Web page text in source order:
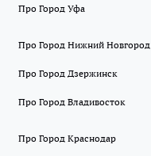
Про Город Уфа
Про Город Нижний Новгород
Про Город Дзержинск
Про Город Владивосток
Про Город Краснодар